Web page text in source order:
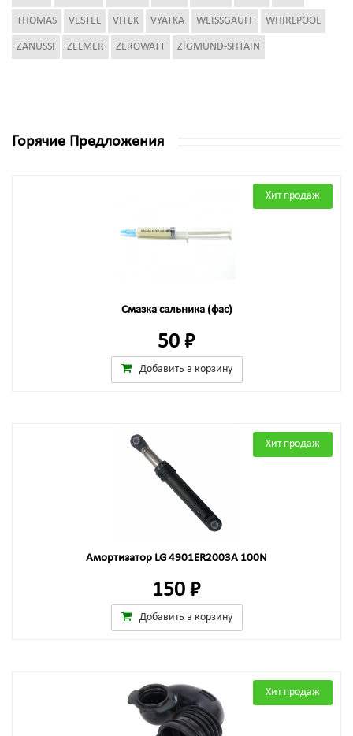
THOMAS VESTEL VITEK VYATKA WEISSGAUFF WHIRLPOOL
ZANUSSI ZELMER ZEROWATT ZIGMUND-SHTAIN
Горячие Предложения
Хит продаж
Смазка сальника (фас)
50 ₽
Добавить в корзину
Хит продаж
Амортизатор LG 4901ER2003A 100N
150 ₽
Добавить в корзину
Хит продаж